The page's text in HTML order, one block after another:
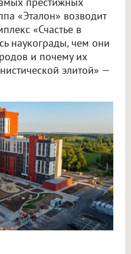
«Эталон» возводит
«Счастье в
наукограды, чем они
и почему их
элитой» —